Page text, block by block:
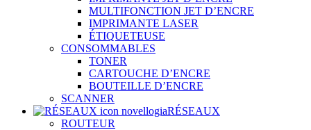
MULTIFONCTION JET D’ENCRE
IMPRIMANTE LASER
ÉTIQUETEUSE
CONSOMMABLES
TONER
CARTOUCHE D’ENCRE
BOUTEILLE D’ENCRE
SCANNER
RÉSEAUX
ROUTEUR